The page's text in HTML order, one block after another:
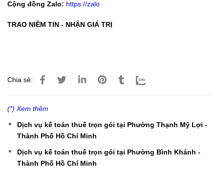
Cộng đồng Zalo: https://zalo
TRAO NIỀM TIN - NHẬN GIÁ TRỊ
Chia sẻ:
(*) Xem thêm
Dịch vụ kế toán thuế trọn gói tại Phường Thạnh Mỹ Lợi -
Thành Phố Hồ Chí Minh
Dịch vụ kế toán thuế trọn gói tại Phường Bình Khánh -
Thành Phố Hồ Chí Minh